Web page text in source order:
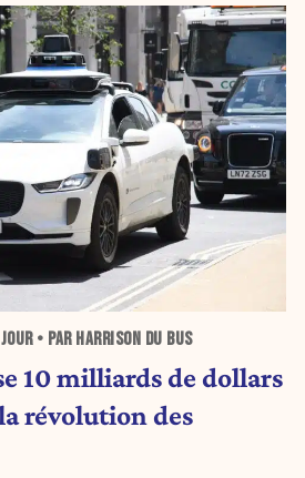
• PAR HARRISON DU BUS
10 milliards de dollars
révolution des